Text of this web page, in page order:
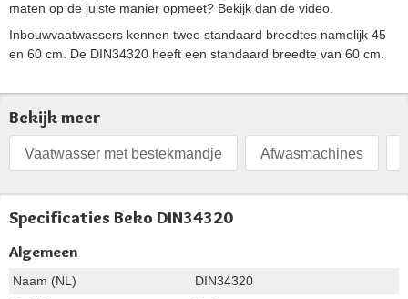
maten op de juiste manier opmeet? Bekijk dan de video.
Inbouwvaatwassers kennen twee standaard breedtes namelijk 45
en 60 cm. De DIN34320 heeft een standaard breedte van 60 cm.
Bekijk meer
Vaatwasser met bestekmandje Afwasmachines
Specificaties Beko DIN34320
Algemeen
Naam (NL)
DIN34320